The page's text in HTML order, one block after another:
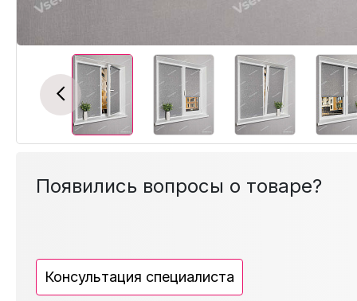
Previous
Появились вопросы о товаре?
Консультация специалиста